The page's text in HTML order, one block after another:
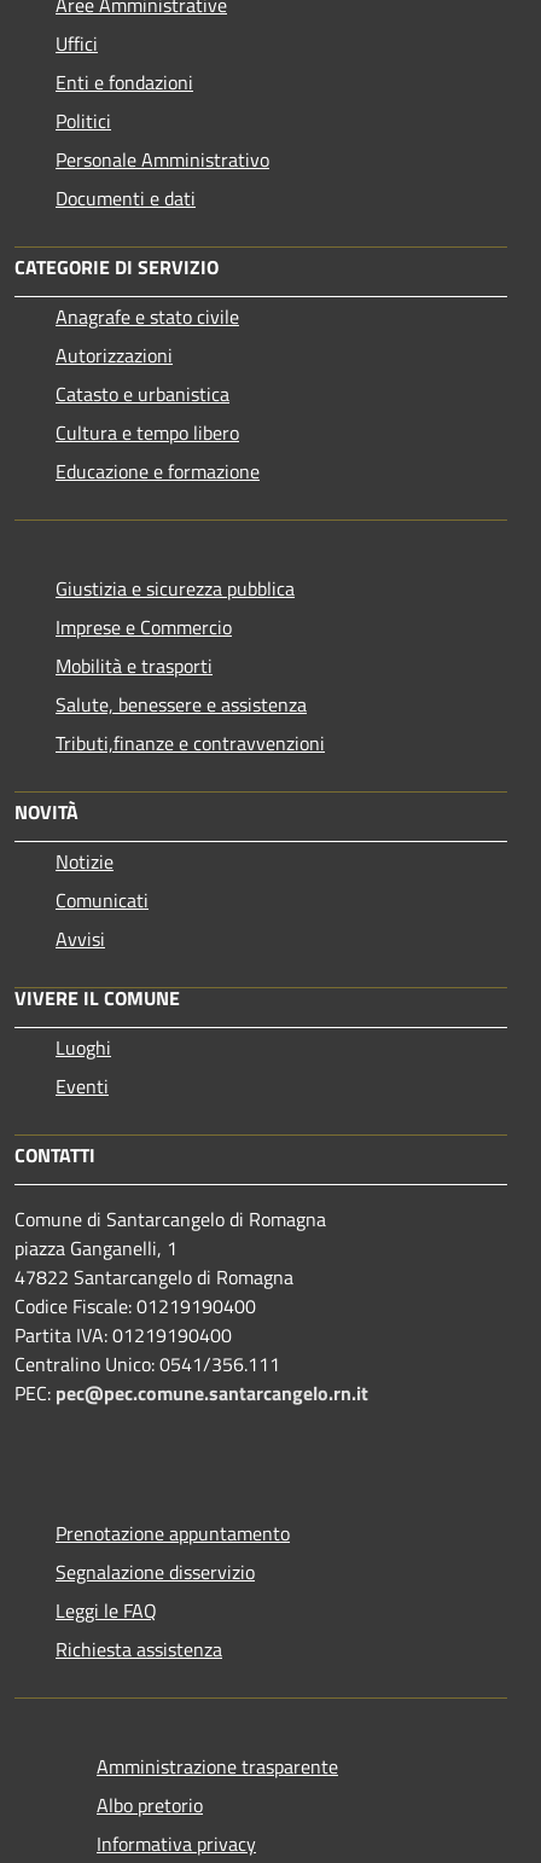
Uffici
Enti e fondazioni
Politici
Personale Amministrativo
Documenti e dati
CATEGORIE DI SERVIZIO
Anagrafe e stato civile
Autorizzazioni
Catasto e urbanistica
Cultura e tempo libero
Educazione e formazione
Giustizia e sicurezza pubblica
Imprese e Commercio
Mobilità e trasporti
Salute, benessere e assistenza
Tributi,finanze e contravvenzioni
NOVITÀ
Notizie
Comunicati
Avvisi
VIVERE IL COMUNE
Luoghi
Eventi
CONTATTI
Comune di Santarcangelo di Romagna
piazza Ganganelli, 1
47822 Santarcangelo di Romagna
Codice Fiscale: 01219190400
Partita IVA: 01219190400
Centralino Unico: 0541/356.111
PEC: pec@pec.comune.santarcangelo.rn.it
Prenotazione appuntamento
Segnalazione disservizio
Leggi le FAQ
Richiesta assistenza
Amministrazione trasparente
Albo pretorio
Informativa privacy